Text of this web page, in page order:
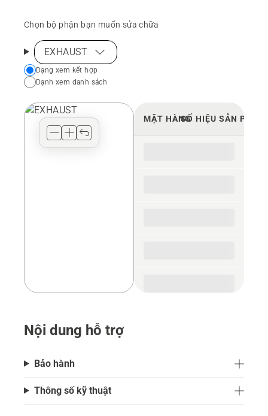
Chọn bộ phận bạn muốn sửa chữa
EXHAUST
Choose
your
view
Dạng xem kết hợp
Dạnh xem danh sách
MẶT HÀNGSỐ HIỆU SẢN PHẨM
Nội dung hỗ trợ
Bảo hành
Thông số kỹ thuật